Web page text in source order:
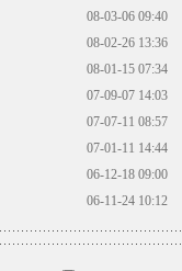
08-03-06 09:40
08-02-26 13:36
08-01-15 07:34
07-09-07 14:03
07-07-11 08:57
07-01-11 14:44
06-12-18 09:00
06-11-24 10:12